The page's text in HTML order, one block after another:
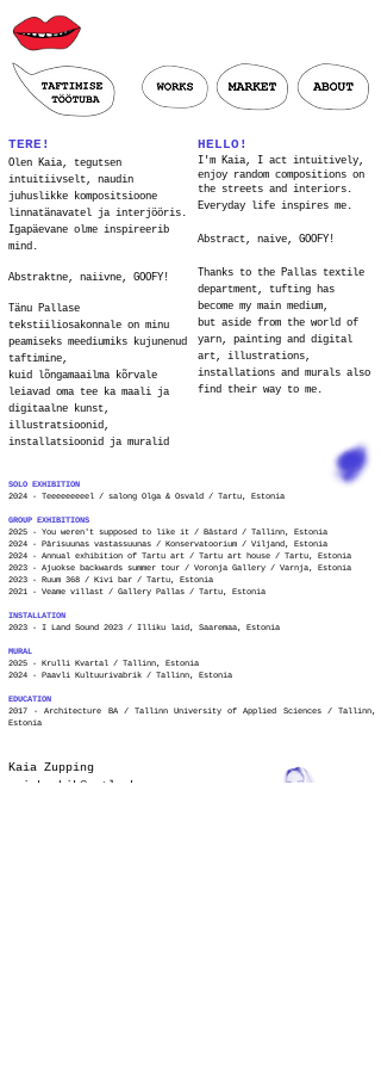
TERE!
Olen Kaia, tegutsen
intuitiivselt, naudin
juhuslikke kompositsioone
linnatänavatel ja interjööris.
Igapäevane olme inspireerib
mind.
Abstraktne, naiivne, GOOFY!
Tänu Pallase
tekstiiliosakonnale on minu
peamiseks meediumiks kujunenud
taftimine,
kuid lõngamaailma kõrvale
leiavad oma tee ka maali ja
digitaalne kunst,
illustratsioonid,
installatsioonid ja muralid
HELLO!
I'm Kaia, I act intuitively,
enjoy random compositions on
the streets and interiors.
Everyday life inspires me.
Abstract, naive, GOOFY!
Thanks to the Pallas textile
department, tufting has
become my main medium,
but aside from the world of
yarn, painting and digital
art, illustrations,
installations and murals also
find their way to me.
SOLO EXHIBITION
2024 - Teeeeeeeeel / salong Olga & Osvald / Tartu, Estonia
GROUP EXHIBITIONS
2025 - You weren't supposed to like it / Bästard / Tallinn, Estonia
2024 - Pärisuunas vastassuunas / Konservatoorium / Viljand, Estonia
2024 - Annual exhibition of Tartu art / Tartu art house / Tartu, Estonia
2023 - Ajuokse backwards summer tour / Voronja Gallery / Varnja, Estonia
2023 - Ruum 368 / Kivi bar / Tartu, Estonia
2021 - Veame villast / Gallery Pallas / Tartu, Estonia
INSTALLATION
2023 - I Land Sound 2023 / Illiku laid, Saaremaa, Estonia
MURAL
2025 - Krulli Kvartal / Tallinn, Estonia
2024 - Paavli Kultuurivabrik / Tallinn, Estonia
EDUCATION
2017 -Architecture BA/ Tallinn University of Applied Sciences / Tallinn,
Estonia
Kaia Zupping
saiakuubik@outlook.com